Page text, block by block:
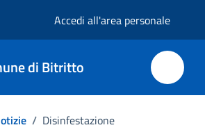
Accedi all'area personale
di Bitritto
/ Disinfestazione